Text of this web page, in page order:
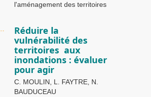
l'aménagement des territoires
Réduire la
vulnérabilité des
territoires aux
inondations : évaluer
pour agir
C. MOULIN, L. FAYTRE, N.
BAUDUCEAU